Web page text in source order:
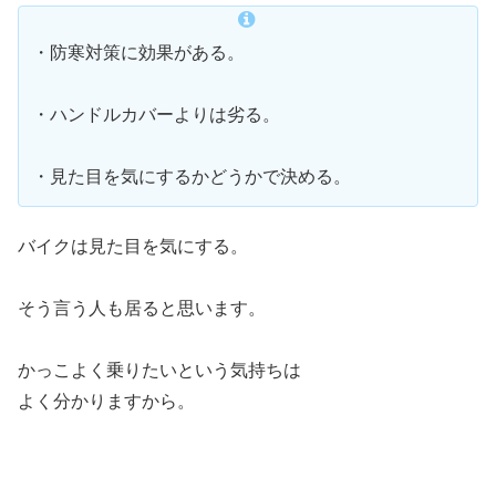
・防寒対策に効果がある。
・ハンドルカバーよりは劣る。
・見た目を気にするかどうかで決める。
バイクは見た目を気にする。
そう言う人も居ると思います。
かっこよく乗りたいという気持ちは
よく分かりますから。